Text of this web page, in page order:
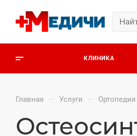
КЛИНИКА
Главная — Услуги —